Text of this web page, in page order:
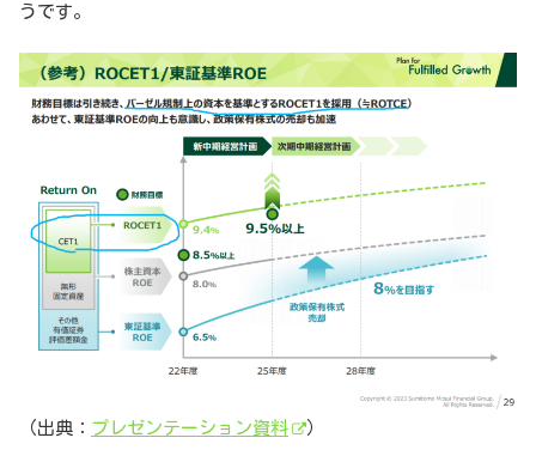
うです。
（出典： プレゼンテーション資料 ）